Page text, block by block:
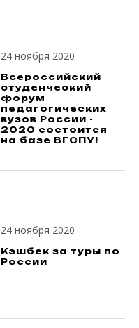
24 ноября 2020
Всероссийский
студенческий
форум
педагогических
вузов России -
2020 состоится
на базе ВГСПУ!
24 ноября 2020
Кэшбек за туры по
России